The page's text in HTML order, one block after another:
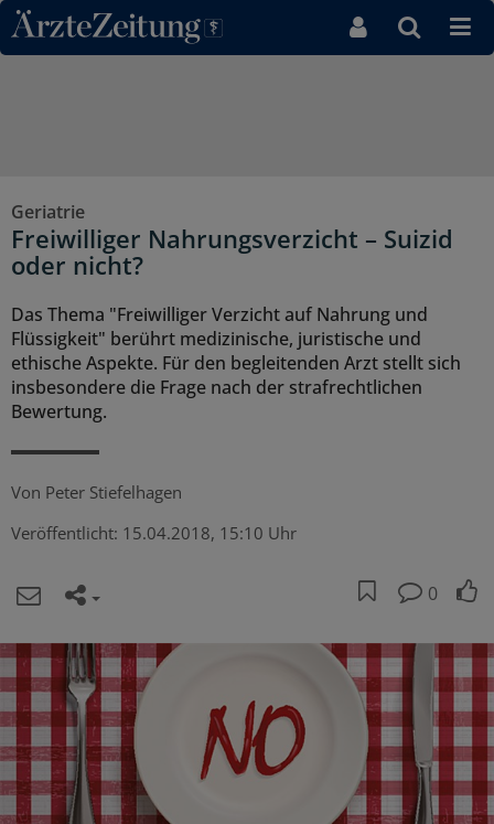
Direkt zum Inhaltsbereich
Geriatrie
Freiwilliger Nahrungsverzicht – Suizid
oder nicht?
Das Thema "Freiwilliger Verzicht auf Nahrung und
Flüssigkeit" berührt medizinische, juristische und
ethische Aspekte. Für den begleitenden Arzt stellt sich
insbesondere die Frage nach der strafrechtlichen
Bewertung.
Von Peter Stiefelhagen
Veröffentlicht: 15.04.2018, 15:10 Uhr
0